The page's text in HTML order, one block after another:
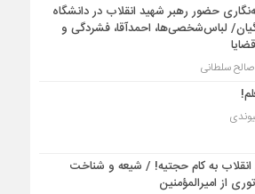
حضور رهبر شهید انقلاب در دانشگاه
لباس‌شخصی‌ها، احمدآقا، فشردگی و
سلطانی
انقلاب به کام حجتیه! / شیعه و شناخت
از امیرالمؤمنین